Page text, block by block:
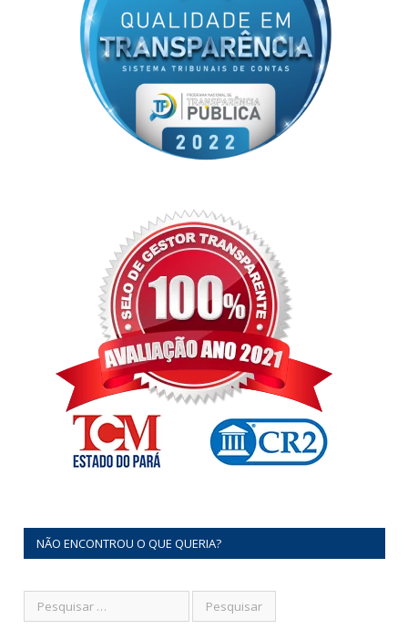
NÃO ENCONTROU O QUE QUERIA?